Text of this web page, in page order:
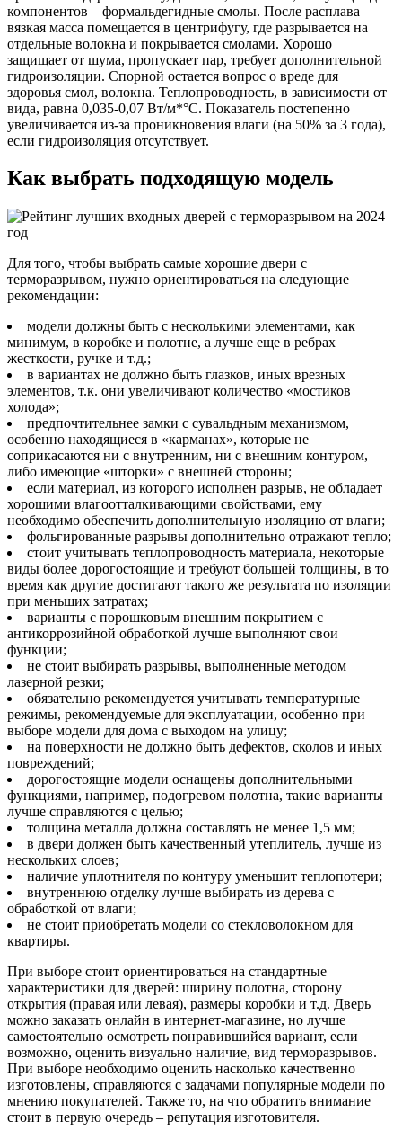
компонентов – формальдегидные смолы. После расплава
вязкая масса помещается в центрифугу, где разрывается на
отдельные волокна и покрывается смолами. Хорошо
защищает от шума, пропускает пар, требует дополнительной
гидроизоляции. Спорной остается вопрос о вреде для
здоровья смол, волокна. Теплопроводность, в зависимости от
вида, равна 0,035-0,07 Вт/м*°С. Показатель постепенно
увеличивается из-за проникновения влаги (на 50% за 3 года),
если гидроизоляция отсутствует.
Как выбрать подходящую модель
Для того, чтобы выбрать самые хорошие двери с
терморазрывом, нужно ориентироваться на следующие
рекомендации:
модели должны быть с несколькими элементами, как
минимум, в коробке и полотне, а лучше еще в ребрах
жесткости, ручке и т.д.;
в вариантах не должно быть глазков, иных врезных
элементов, т.к. они увеличивают количество «мостиков
холода»;
предпочтительнее замки с сувальдным механизмом,
особенно находящиеся в «карманах», которые не
соприкасаются ни с внутренним, ни с внешним контуром,
либо имеющие «шторки» с внешней стороны;
если материал, из которого исполнен разрыв, не обладает
хорошими влагоотталкивающими свойствами, ему
необходимо обеспечить дополнительную изоляцию от влаги;
фольгированные разрывы дополнительно отражают тепло;
стоит учитывать теплопроводность материала, некоторые
виды более дорогостоящие и требуют большей толщины, в то
время как другие достигают такого же результата по изоляции
при меньших затратах;
варианты с порошковым внешним покрытием с
антикоррозийной обработкой лучше выполняют свои
функции;
не стоит выбирать разрывы, выполненные методом
лазерной резки;
обязательно рекомендуется учитывать температурные
режимы, рекомендуемые для эксплуатации, особенно при
выборе модели для дома с выходом на улицу;
на поверхности не должно быть дефектов, сколов и иных
повреждений;
дорогостоящие модели оснащены дополнительными
функциями, например, подогревом полотна, такие варианты
лучше справляются с целью;
толщина металла должна составлять не менее 1,5 мм;
в двери должен быть качественный утеплитель, лучше из
нескольких слоев;
наличие уплотнителя по контуру уменьшит теплопотери;
внутреннюю отделку лучше выбирать из дерева с
обработкой от влаги;
не стоит приобретать модели со стекловолокном для
квартиры.
При выборе стоит ориентироваться на стандартные
характеристики для дверей: ширину полотна, сторону
открытия (правая или левая), размеры коробки и т.д. Дверь
можно заказать онлайн в интернет-магазине, но лучше
самостоятельно осмотреть понравившийся вариант, если
возможно, оценить визуально наличие, вид терморазрывов.
При выборе необходимо оценить насколько качественно
изготовлены, справляются с задачами популярные модели по
мнению покупателей. Также то, на что обратить внимание
стоит в первую очередь – репутация изготовителя.